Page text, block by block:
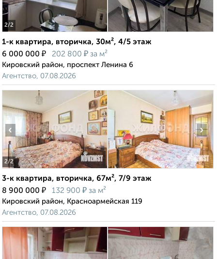
2/2
1-к квартира, вторичка, 30м², 4/5 этаж
6 000 000 ₽ 202 800 ₽ за м²
Кировский район, проспект Ленина 6
Агентство, 07.08.2026
2/2
‹ ›
3-к квартира, вторичка, 67м², 7/9 этаж
8 900 000 ₽ 132 900 ₽ за м²
Кировский район, Красноармейская 119
Агентство, 07.08.2026